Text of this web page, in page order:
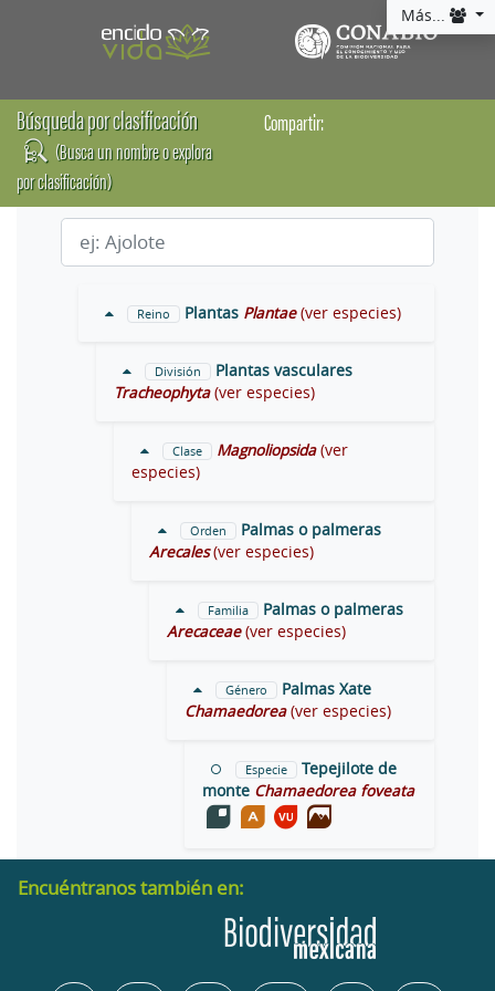
Más...
Búsqueda por clasificación
(Busca un nombre o explora
por clasificación)
Compartir:
Reino Plantas Plantae (ver especies)
División
Plantas vasculares
Tracheophyta (ver especies)
Clase Magnoliopsida (ver
especies)
Orden
Palmas o palmeras
Arecales (ver especies)
Familia
Palmas o palmeras
Arecaceae (ver especies)
Género
Palmas Xate
Chamaedorea (ver especies)
Especie
Tepejilote de
monte Chamaedorea foveata
Encuéntranos también en: